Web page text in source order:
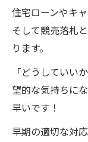
住宅ローンやキ
そして競売落札
ります。
「どうしていい
望的な気持ちに
早いです！
早期の適切な対